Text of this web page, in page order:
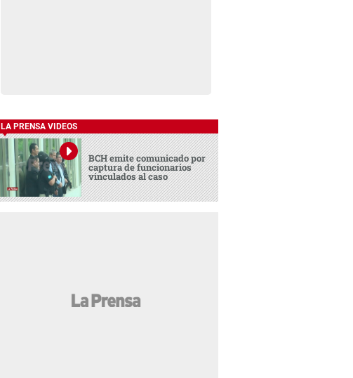
LA PRENSA VIDEOS
BCH emite comunicado por
captura de funcionarios
vinculados al caso